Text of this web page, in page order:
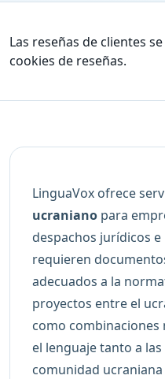
Las reseñas de clientes
cookies de reseñas.
LinguaVox ofrece
ucraniano para
despachos jurídicos
requieren
adecuados a la
proyectos entre el
como
el lenguaje tanto a
comunidad